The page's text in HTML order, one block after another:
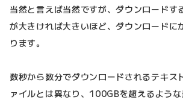
当然と言えば当然ですが、ダウンロードす
が大きければ大きいほど、ダウンロードに
ります。
数秒から数分でダウンロードされるテキス
ァイルとは異なり、100GBを超えるよう